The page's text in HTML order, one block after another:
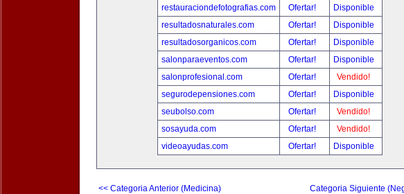
restauraciondefotografias.com
Ofertar!
Disponible
resultadosnaturales.com
Ofertar!
Disponible
resultadosorganicos.com
Ofertar!
Disponible
salonparaeventos.com
Ofertar!
Disponible
salonprofesional.com
Ofertar!
Vendido!
segurodepensiones.com
Ofertar!
Disponible
seubolso.com
Ofertar!
Vendido!
sosayuda.com
Ofertar!
Vendido!
videoayudas.com
Ofertar! Disponible
<< Categoria Anterior (Medicina) Categoria Siguiente